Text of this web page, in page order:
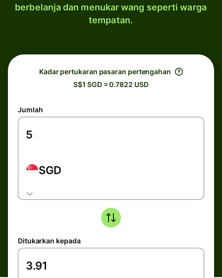
berbelanja dan menukar wang seperti warga
tempatan.
Kadar pertukaran pasaran pertengahan
S$1 SGD = 0.7822 USD
Jumlah
SGD
Ditukarkan kepada